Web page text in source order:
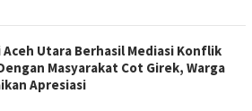
Utara Berhasil Mediasi Konflik
Masyarakat Cot Girek, Warga
Apresiasi